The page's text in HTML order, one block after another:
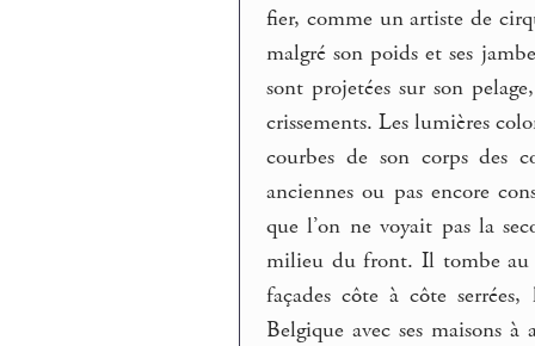
fier, comme un artiste de
malgré son poids et ses
sont projetées sur son
crissements. Les lumières
courbes de son corps des
anciennes ou pas encore
que l’on ne voyait pas la
milieu du front. Il tombe au
façades côte à côte
Belgique avec ses maisons à